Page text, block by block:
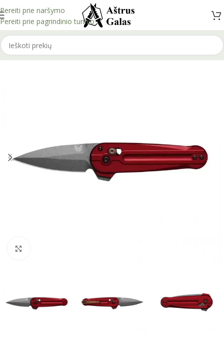
Pereiti prie naršymo
Pereiti prie pagrindinio turinio